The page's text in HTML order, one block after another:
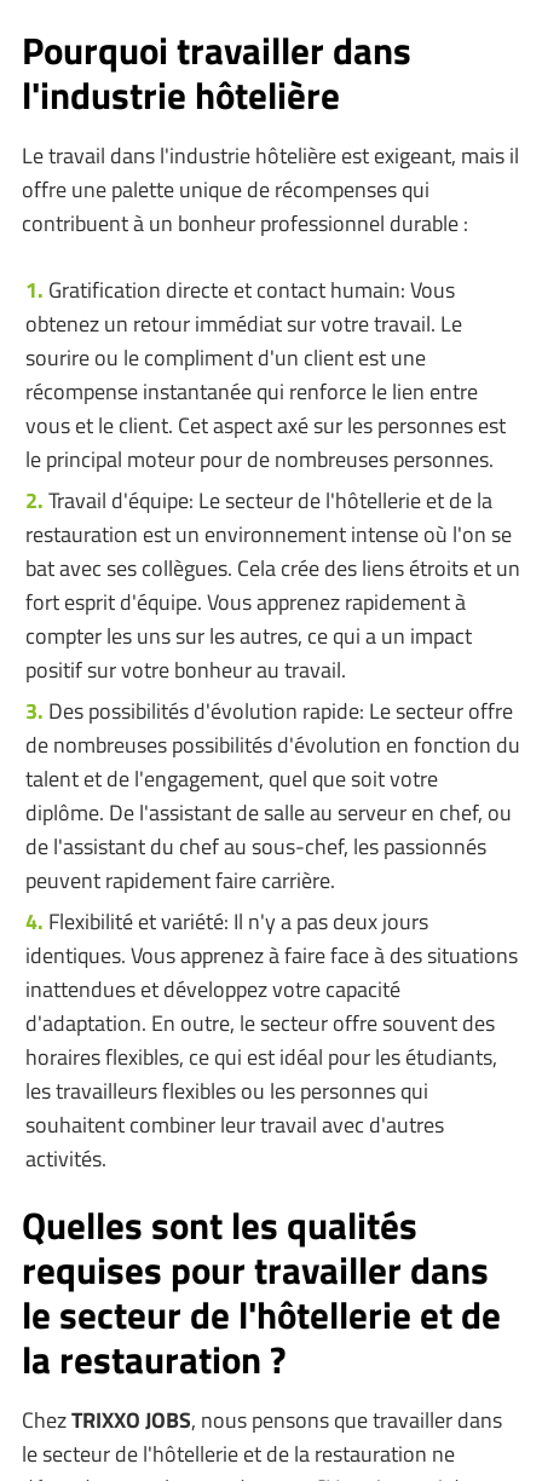
Pourquoi travailler dans
l'industrie hôtelière
Le travail dans l'industrie hôtelière est exigeant, mais il
offre une palette unique de récompenses qui
contribuent à un bonheur professionnel durable :
Gratification directe et contact humain: Vous
obtenez un retour immédiat sur votre travail. Le
sourire ou le compliment d'un client est une
récompense instantanée qui renforce le lien entre
vous et le client. Cet aspect axé sur les personnes est
le principal moteur pour de nombreuses personnes.
Travail d'équipe: Le secteur de l'hôtellerie et de la
restauration est un environnement intense où l'on se
bat avec ses collègues. Cela crée des liens étroits et un
fort esprit d'équipe. Vous apprenez rapidement à
compter les uns sur les autres, ce qui a un impact
positif sur votre bonheur au travail.
Des possibilités d'évolution rapide: Le secteur offre
de nombreuses possibilités d'évolution en fonction du
talent et de l'engagement, quel que soit votre
diplôme. De l'assistant de salle au serveur en chef, ou
de l'assistant du chef au sous-chef, les passionnés
peuvent rapidement faire carrière.
Flexibilité et variété: Il n'y a pas deux jours
identiques. Vous apprenez à faire face à des situations
inattendues et développez votre capacité
d'adaptation. En outre, le secteur offre souvent des
horaires flexibles, ce qui est idéal pour les étudiants,
les travailleurs flexibles ou les personnes qui
souhaitent combiner leur travail avec d'autres
activités.
Quelles sont les qualités
requises pour travailler dans
le secteur de l'hôtellerie et de
la restauration ?
ChezTRIXXO JOBS, nous pensons que travailler dans
le secteur de l'hôtellerie et de la restauration ne